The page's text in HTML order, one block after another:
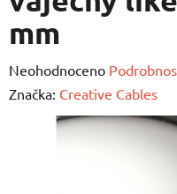
mm
Průměrné
hodnocení
produktu
Neohodnoceno
Značka: Creative Cables